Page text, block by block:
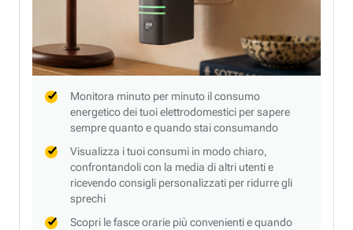
Monitora minuto per minuto il consumo
energetico dei tuoi elettrodomestici per sapere
sempre quanto e quando stai consumando
Visualizza i tuoi consumi in modo chiaro,
confrontandoli con la media di altri utenti e
ricevendo consigli personalizzati per ridurre gli
sprechi
Scopri le fasce orarie più convenienti e quando